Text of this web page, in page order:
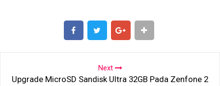
Next
Upgrade MicroSD Sandisk Ultra 32GB Pada Zenfone 2